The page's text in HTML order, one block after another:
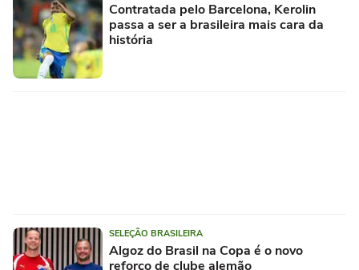
Contratada pelo Barcelona, Kerolin
passa a ser a brasileira mais cara da
história
SELEÇÃO BRASILEIRA
Algoz do Brasil na Copa é o novo
reforço de clube alemão